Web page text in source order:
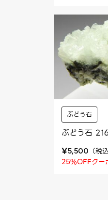
ぶどう石
ぶどう石
¥5,500 （税
25%OFFクー